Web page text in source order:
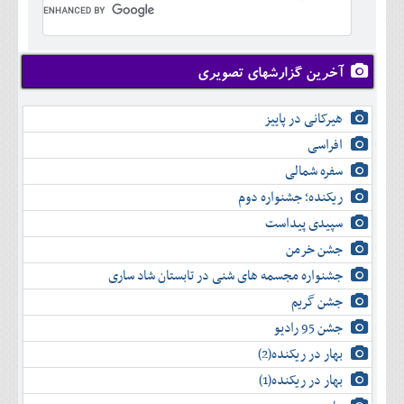
شهريور
مهر
آبان
آذر
دی
بهمن
اسفند
تير
مرداد
شهريور
مهر
آبان
آذر
دی
بهمن
اسفند
آخرین گزارشهای تصویری
هیرکانی در پاییز
افراسی
سفره شمالی
ریکنده؛ جشنواره دوم
سپیدی پیداست
جشن خرمن
جشنواره مجسمه های شنی در تابستان شاد ساری
جشن گریم
جشن 95 رادیو
بهار در ریکنده(2)
بهار در ریکنده(1)